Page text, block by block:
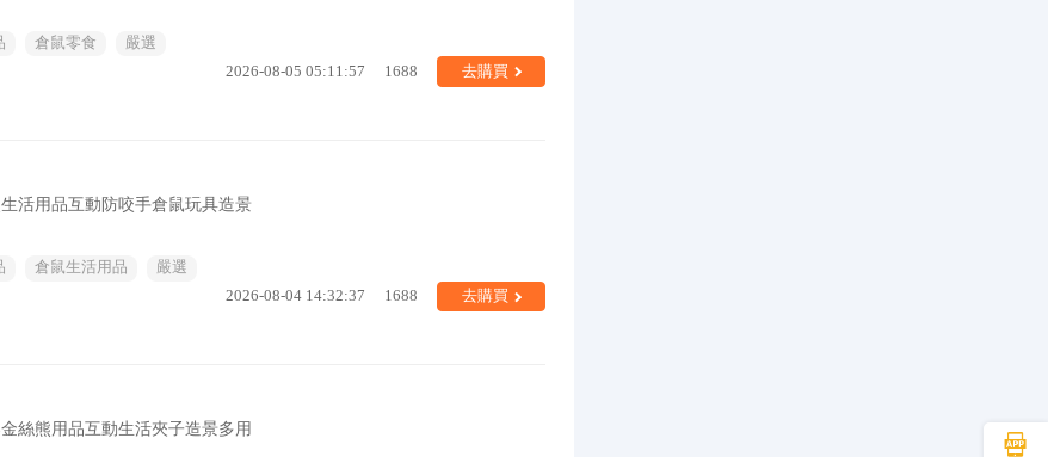
倉鼠零食
嚴選
2026-08-05 05:11:57 1688 去購買
活用品互動防咬手倉鼠玩具造景
倉鼠生活用品
嚴選
2026-08-04 14:32:37 1688 去購買
絲熊用品互動生活夾子造景多用